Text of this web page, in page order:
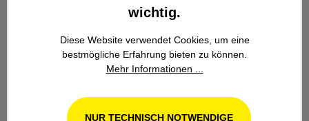
DETAILS
wichtig.
Diese Website verwendet Cookies, um eine
bestmögliche Erfahrung bieten zu können.
Mehr Informationen ...
NUR TECHNISCH NOTWENDIGE